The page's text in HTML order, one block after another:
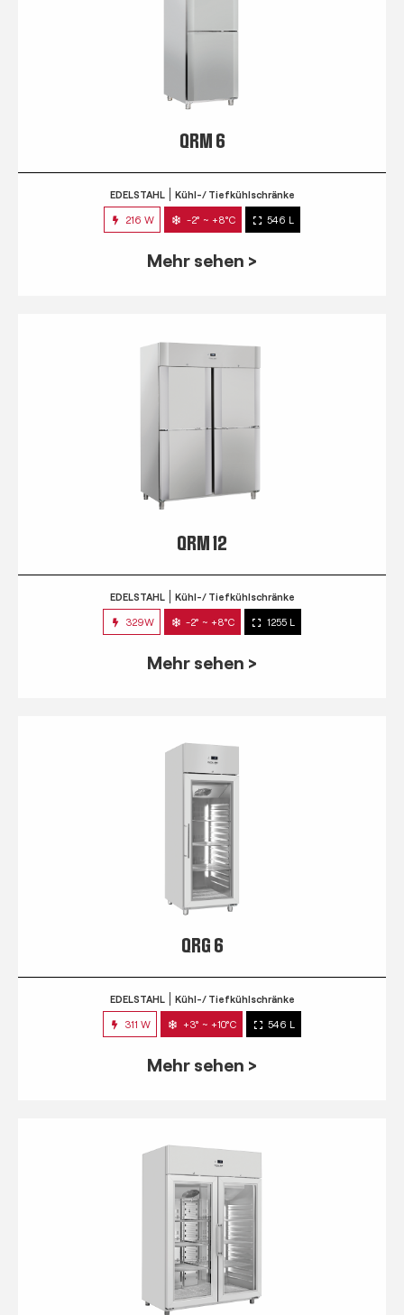
QRM 6
EDELSTAHL Kühl-/ Tiefkühlschränke
216 W -2° ~ +8°C 546 L
Mehr sehen >
QRM 12
EDELSTAHL Kühl-/ Tiefkühlschränke
329W -2° ~ +8°C 1255 L
Mehr sehen >
QRG 6
EDELSTAHL Kühl-/ Tiefkühlschränke
311 W +3° ~ +10°C 546 L
Mehr sehen >